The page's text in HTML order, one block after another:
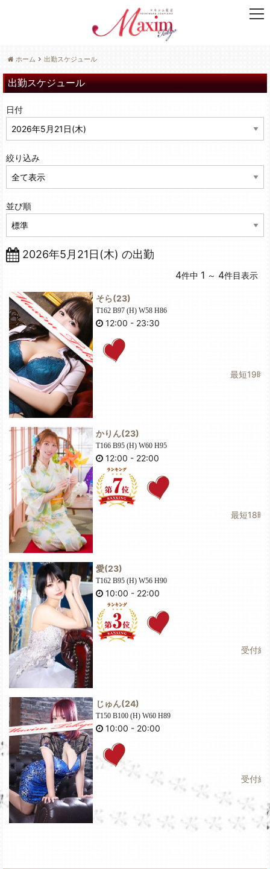
ホーム 出勤スケジュール
出勤スケジュール
日付
絞り込み
並び順
2026年5月21日(木) の出勤
4件中 1 ～ 4件目表示
そら(23)
T162 B97 (H) W58 H86
12:00 - 23:30
最短19時～21
かりん(23)
T166 B95 (H) W60 H95
12:00 - 22:00
最短18時～20
愛(23)
T162 B95 (H) W56 H90
10:00 - 22:00
受付終了
じゅん(24)
T150 B100 (H) W60 H89
10:00 - 20:00
受付終了
t
e
v
i
g
t
i
o